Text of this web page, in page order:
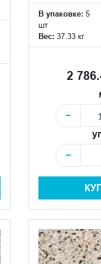
В упаковке: 5
шт
Вес: 37.33 кг
2
−
−